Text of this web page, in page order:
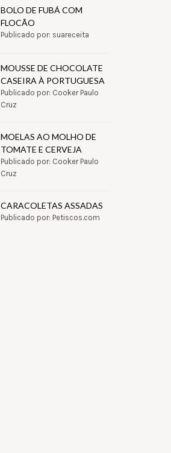
BOLO DE FUBÁ COM
FLOCÃO
Publicado por: suareceita
MOUSSE DE CHOCOLATE
CASEIRA À PORTUGUESA
Publicado por: Cooker Paulo
Cruz
MOELAS AO MOLHO DE
TOMATE E CERVEJA
Publicado por: Cooker Paulo
Cruz
CARACOLETAS ASSADAS
Publicado por: Petiscos.com